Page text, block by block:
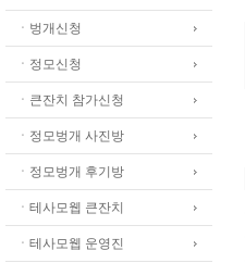
ㆍ벙개신청
ㆍ정모신청
ㆍ큰잔치 참가신청
ㆍ정모벙개 사진방
ㆍ정모벙개 후기방
ㆍ테사모웹 큰잔치
ㆍ테사모웹 운영진